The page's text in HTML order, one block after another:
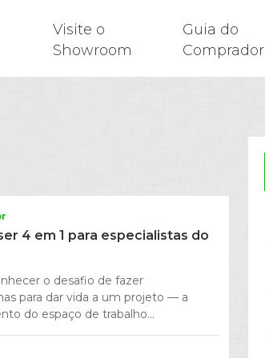
Visite o
Showroom
Guia do
Comprador
4 em 1 para especialistas do
o desafio de fazer
para dar vida a um projeto — a
do espaço de trabalho...